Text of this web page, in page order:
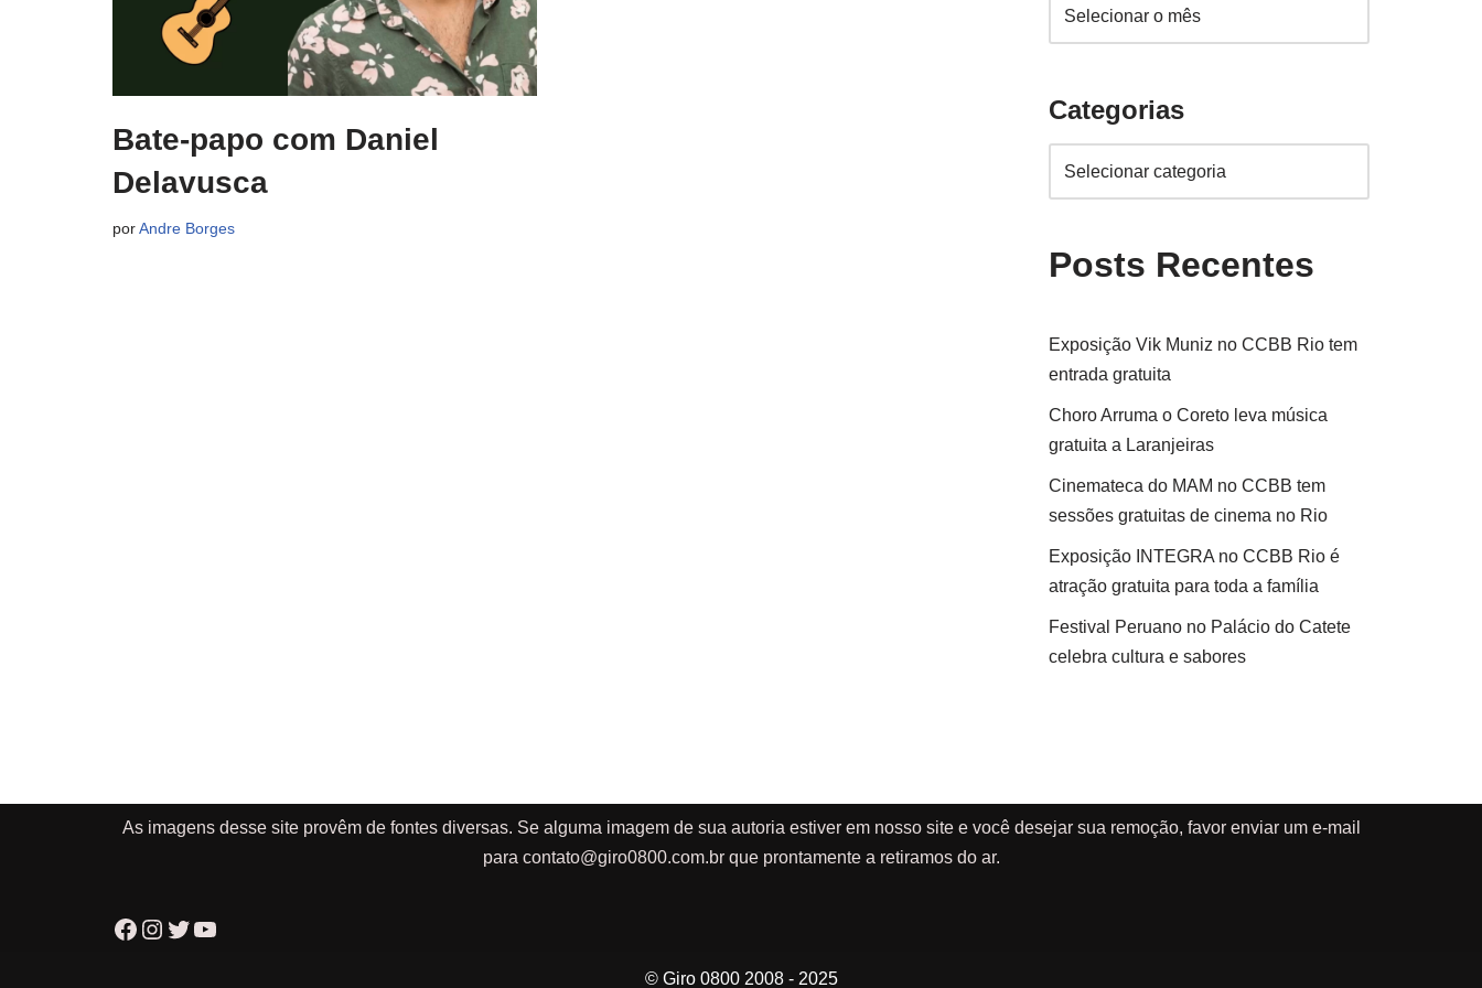
Bate-papo com Daniel
Delavusca
porAndre Borges
Categorias
Posts Recentes
Exposição Vik Muniz no CCBB Rio tem
entrada gratuita
Choro Arruma o Coreto leva música
gratuita a Laranjeiras
Cinemateca do MAM no CCBB tem
sessões gratuitas de cinema no Rio
Exposição INTEGRA no CCBB Rio é
atração gratuita para toda a família
Festival Peruano no Palácio do Catete
celebra cultura e sabores
As imagens desse site provêm de fontes diversas. Se alguma imagem de sua autoria estiver em nosso site e você desejar sua remoção, favor enviar um e-mail
para contato@giro0800.com.brque prontamente a retiramos do ar.
© Giro 0800 2008 - 2025